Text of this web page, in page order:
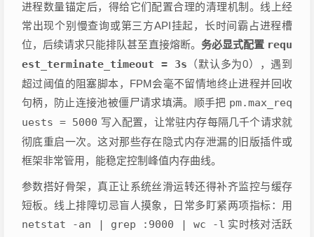
进程数量锚定后，得给它们配置合理的清理机制。线上经
常出现个别慢查询或第三方API挂起，长时间霸占进程槽
位，后续请求只能排队甚至直接熔断。 务必显式配置 requ
est_terminate_timeout = 3s （默认多为0），遇到
超过阈值的阻塞脚本，FPM会毫不留情地终止进程并回收
句柄，防止连接池被僵尸请求填满。顺手把 pm.max_req
uests = 5000 写入配置，让常驻内存每隔几千个请求就
彻底重启一次。这对那些存在隐式内存泄漏的旧版插件或
框架非常管用，能稳定控制峰值内存曲线。
参数搭好骨架，真正让系统丝滑运转还得补齐监控与缓存
短板。线上排障切忌盲人摸象，日常多盯紧两项指标：用
netstat -an | grep :9000 | wc -l 实时核对活跃